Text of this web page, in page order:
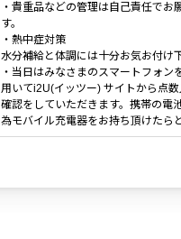
・貴重品などの管理は自己責任でお
す。
・熱中症対策
水分補給と体調には十分お気お付け
・当日はみなさまのスマートフォン
用いてi2U(イッツー) サイトから点
確認をしていただきます。携帯の電
為モバイル充電器をお持ち頂けたら